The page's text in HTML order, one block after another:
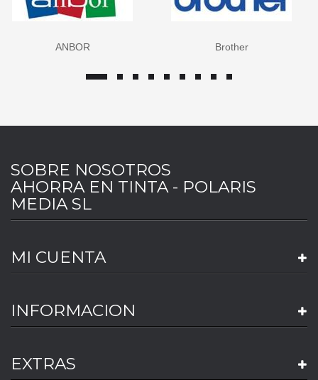
ANBOR Brother
SOBRE NOSOTROS
AHORRA EN TINTA - POLARIS
MEDIA SL
MI CUENTA
INFORMACION
EXTRAS